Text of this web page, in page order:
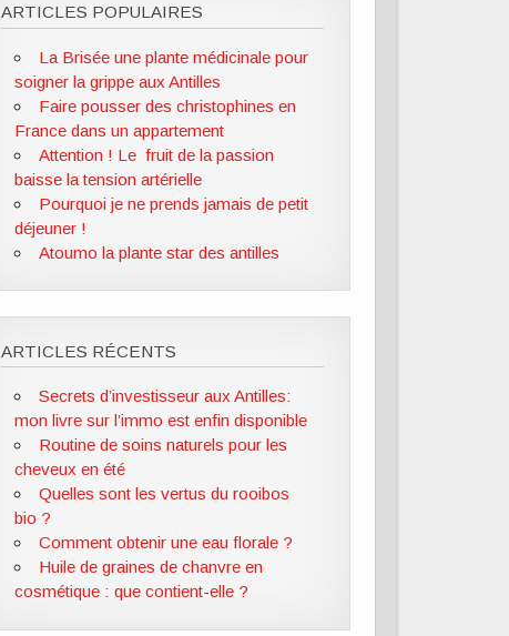
ARTICLES POPULAIRES
La Brisée une plante médicinale pour
soigner la grippe aux Antilles
Faire pousser des christophines en
France dans un appartement
Attention ! Le fruit de la passion
baisse la tension artérielle
Pourquoi je ne prends jamais de petit
déjeuner !
Atoumo la plante star des antilles
ARTICLES RÉCENTS
Secrets d’investisseur aux Antilles:
mon livre sur l’immo est enfin disponible
Routine de soins naturels pour les
cheveux en été
Quelles sont les vertus du rooibos
bio ?
Comment obtenir une eau florale ?
Huile de graines de chanvre en
cosmétique : que contient-elle ?